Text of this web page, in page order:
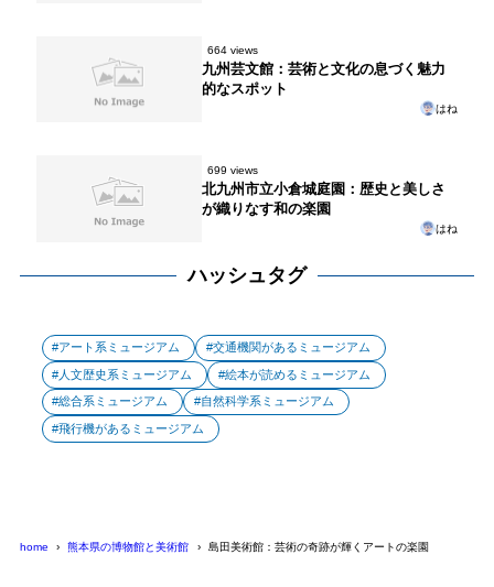
664 views
九州芸文館：芸術と文化の息づく魅力
的なスポット
はね
699 views
北九州市立小倉城庭園：歴史と美しさ
が織りなす和の楽園
はね
ハッシュタグ
アート系ミュージアム 交通機関があるミュージアム
人文歴史系ミュージアム 絵本が読めるミュージアム
総合系ミュージアム 自然科学系ミュージアム
飛行機があるミュージアム
home 熊本県の博物館と美術館 島田美術館：芸術の奇跡が輝くアートの楽園